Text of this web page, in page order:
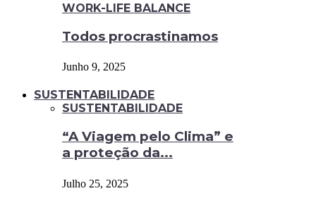
WORK-LIFE BALANCE
Todos procrastinamos
Junho 9, 2025
SUSTENTABILIDADE
SUSTENTABILIDADE
“A Viagem pelo Clima” e
a proteção da...
Julho 25, 2025